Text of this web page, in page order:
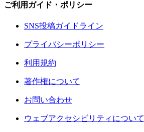
ご利用ガイド・ポリシー
SNS投稿ガイドライン
プライバシーポリシー
利用規約
著作権について
お問い合わせ
ウェブアクセシビリティについて